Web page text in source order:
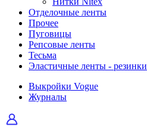
Отделочные ленты
Прочее
Пуговицы
Репсовые ленты
Тесьма
Эластичные ленты - резинки
Выкройки Vogue
Журналы